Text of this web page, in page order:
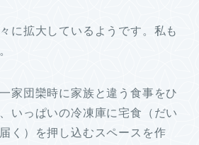
に拡大しているようです。私も
家団欒時に家族と違う食事をひ
いっぱいの冷凍庫に宅食（だい
く）を押し込むスペースを作